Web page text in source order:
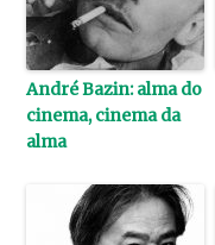
André Bazin: alma do
cinema, cinema da
alma